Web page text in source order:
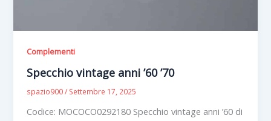
Complementi
Specchio vintage anni ’60 ’70
spazio900/ Settembre 17, 2025
Codice: MOCOCO0292180 Specchio vintage anni ’60 di